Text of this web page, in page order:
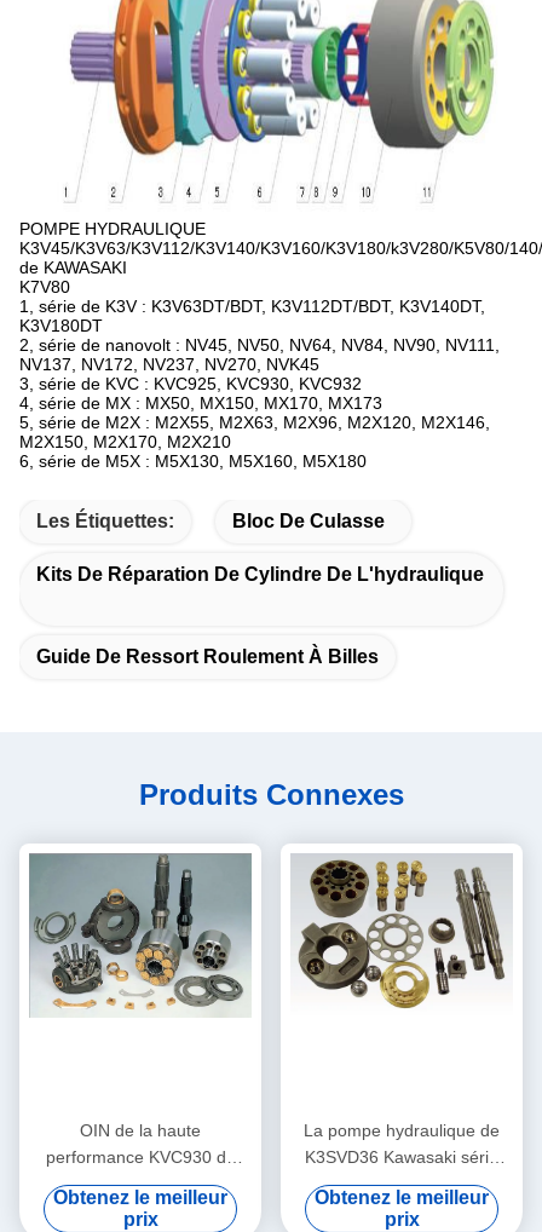
POMPE HYDRAULIQUE
K3V45/K3V63/K3V112/K3V140/K3V160/K3V180/k3V280/K5V80/
de KAWASAKI
K7V80
1, série de K3V : K3V63DT/BDT, K3V112DT/BDT, K3V140DT,
K3V180DT
2, série de nanovolt : NV45, NV50, NV64, NV84, NV90, NV111,
NV137, NV172, NV237, NV270, NVK45
3, série de KVC : KVC925, KVC930, KVC932
4, série de MX : MX50, MX150, MX170, MX173
5, série de M2X : M2X55, M2X63, M2X96, M2X120, M2X146,
M2X150, M2X170, M2X210
6, série de M5X : M5X130, M5X160, M5X180
Les Étiquettes: Bloc De Culasse
Kits De Réparation De Cylindre De L'hydraulique
Guide De Ressort Roulement À Billes
Produits Connexes
OIN de la haute
performance KVC930 de
KVC932 Kawasaki Hydraulic
Pump Parts Kvc 925
Obtenez le meilleur
prix
La pompe hydraulique de
K3SVD36 Kawasaki série
partie/de la guide de ressort
roulement à billes K3V
Obtenez le meilleur
prix